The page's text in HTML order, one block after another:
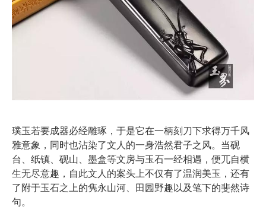
璞玉若要成器必经雕琢，于是它在一柄刻刀下求得万千风
雅意象，同时也沾染了文人的一身浩然君子之风。当砚
台、纸镇、砚山、墨盒等文房与玉石一经相遇，便兀自横
生无尽意趣，自此文人的案头上不仅有了温润美玉，还有
了附于玉石之上的隽永山河、田园野趣以及笔下的斐然诗
句。